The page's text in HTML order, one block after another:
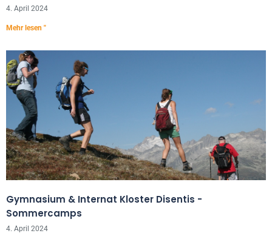
4. April 2024
Mehr lesen "
Gymnasium & Internat Kloster Disentis -
Sommercamps
4. April 2024